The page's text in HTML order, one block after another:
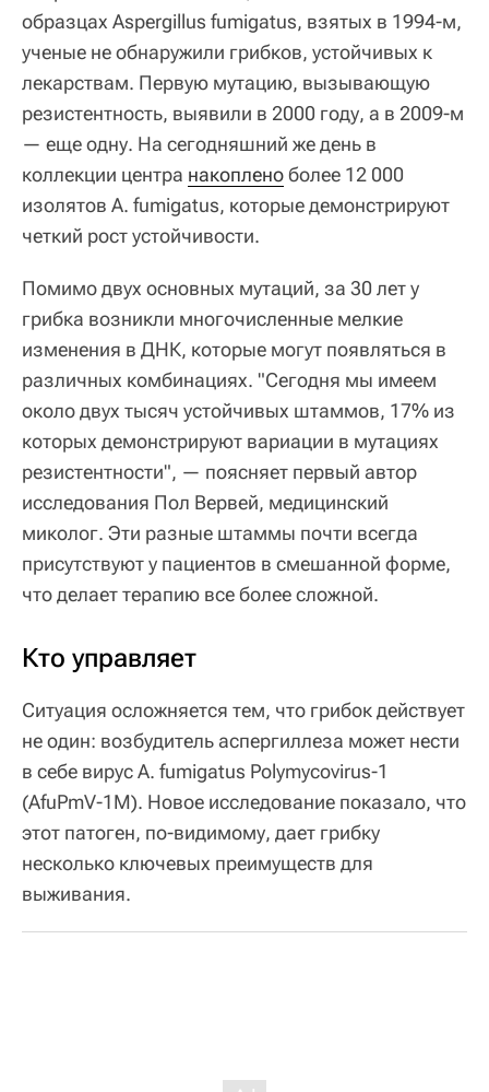
образцах Aspergillus fumigatus, взятых в 1994-м,
ученые не обнаружили грибков, устойчивых к
лекарствам. Первую мутацию, вызывающую
резистентность, выявили в 2000 году, а в 2009-м
— еще одну. На сегодняшний же день в
коллекции центра накопленоболее 12 000
изолятов A. fumigatus, которые демонстрируют
четкий рост устойчивости.
Помимо двух основных мутаций, за 30 лет у
грибка возникли многочисленные мелкие
изменения в ДНК, которые могут появляться в
различных комбинациях. "Сегодня мы имеем
около двух тысяч устойчивых штаммов, 17% из
которых демонстрируют вариации в мутациях
резистентности", — поясняет первый автор
исследования Пол Вервей, медицинский
миколог. Эти разные штаммы почти всегда
присутствуют у пациентов в смешанной форме,
что делает терапию все более сложной.
Кто управляет
Ситуация осложняется тем, что грибок действует
не один: возбудитель аспергиллеза может нести
в себе вирус A. fumigatus Polymycovirus-1
(AfuPmV-1M). Новое исследование показало, что
этот патоген, по-видимому, дает грибку
несколько ключевых преимуществ для
выживания.